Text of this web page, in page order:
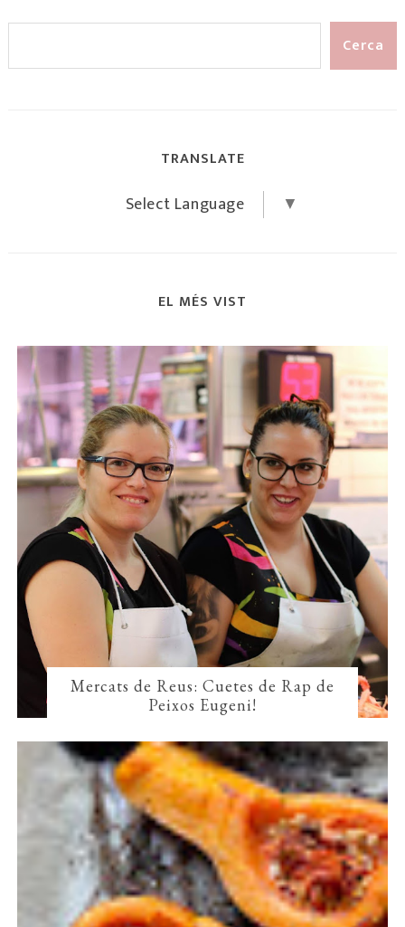
TRANSLATE
Select Language ▼
EL MÉS VIST
Mercats de Reus: Cuetes de Rap de
Peixos Eugeni!